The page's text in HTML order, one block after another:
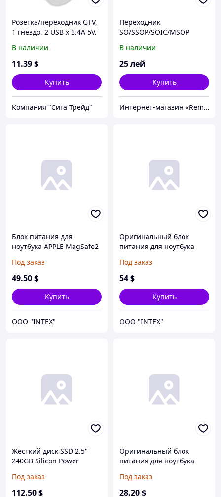
Розетка/переходник GTV,
1 гнездо, 2 USB х 3.4A 5V,
SCHUKO
В наличии
11.39$
Купить
Компания "Сига Трейд"
Переходник
SO/SSOP/SOIC/MSOP
DIP28 1.27MM / 0.65MM
turn 2.54MM
В наличии
25лей
Купить
Интернет-магазин «Rem-elektronik»
Блок питания для
ноутбука APPLE MagSafe2
(без переходника
питания) T-образный
Под заказ
49.50$
Купить
OOO "INTEX"
Оригинальный блок
питания для ноутбука
Yoga 3 PRO series, black +
переходник (Yoga3-808)
Под заказ
54$
Купить
OOO "INTEX"
Жесткий диск SSD 2.5"
240GB Silicon Power
SATAIII, 550Mb/s,
500Mb/s, без
Под заказ
112.50$
Оригинальный блок
питания для ноутбука
5.5*1.7мм, black
(KP.04001.002, ADP-40TH C)
Под заказ
28.20$